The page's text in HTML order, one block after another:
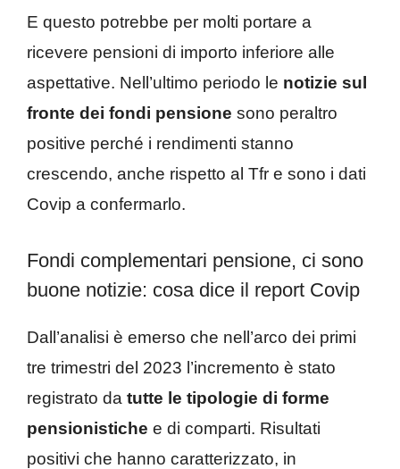
E questo potrebbe per molti portare a
ricevere pensioni di importo inferiore alle
aspettative. Nell’ultimo periodo le notizie sul
fronte dei fondi pensione sono peraltro
positive perché i rendimenti stanno
crescendo, anche rispetto al Tfr e sono i dati
Covip a confermarlo.
Fondi complementari pensione, ci sono
buone notizie: cosa dice il report Covip
Dall’analisi è emerso che nell’arco dei primi
tre trimestri del 2023 l’incremento è stato
registrato da tutte le tipologie di forme
pensionistiche e di comparti. Risultati
positivi che hanno caratterizzato, in